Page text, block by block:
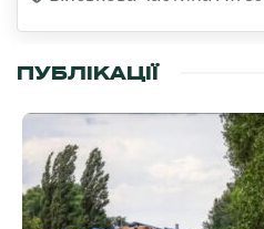
ПУБЛІКАЦІЇ